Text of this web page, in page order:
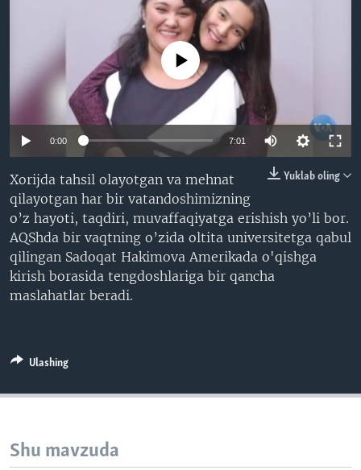
XABARLAR SURATLARDA
ODNOKLASSNIKI
TELEGRAM
TWITTER
SOUNDCLOUD
VOA
No media source currently available
0:00 7:01
Yuklab oling
Xorijda tahsil olayotgan va mehnat
qilayotgan har bir vatandoshimizning
o’z hayoti, taqdiri, muvaffaqiyatga erishish yo’li bor.
AQShda bir vaqtning o’zida oltita universitetga qabul
qilingan Sadoqat Hakimova Amerikada o'qishga
kirish borasida tengdoshlariga bir qancha
maslahatlar beradi.
Ulashing
Shu mavzuda